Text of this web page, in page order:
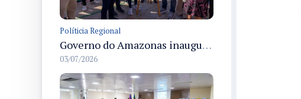
Políticia Regional
Governo do Amazonas inaugura primeiro Castramóvel Fluvial para atendimento veterinário às comunidades ribeirinhas e castração gratuita
03/07/2026